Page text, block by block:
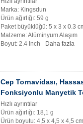
Marka: Kingsdun
Ürün ağırlığı: 59 g
Paket büyüklüğü: 5 x 3 x 0.3
Malzeme: Alüminyum Alaşım
Boyut: 2.4 Inch
Daha fazla
Cep Tornavidası,
Fonksiyonlu Manyetik
Hızlı ayrıntılar
Ürün ağırlığı: 18,1 g
Ürün boyutu: 4,5 x 4,5 x 4,5 cm